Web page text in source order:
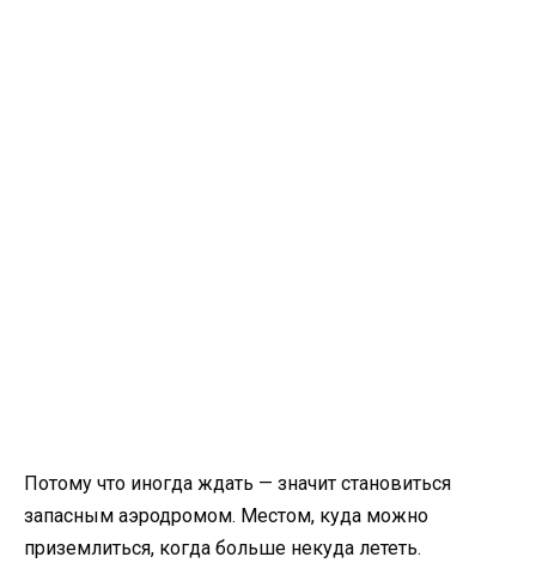
Потому что иногда ждать — значит становиться
запасным аэродромом. Местом, куда можно
приземлиться, когда больше некуда лететь.